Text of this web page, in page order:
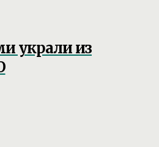
украли из